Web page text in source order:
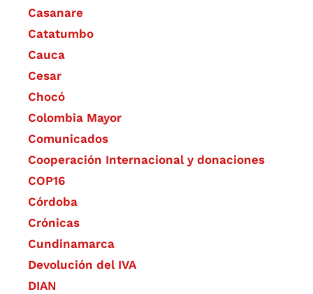
Casanare
Catatumbo
Cauca
Cesar
Chocó
Colombia Mayor
Comunicados
Cooperación Internacional y donaciones
COP16
Córdoba
Crónicas
Cundinamarca
Devolución del IVA
DIAN